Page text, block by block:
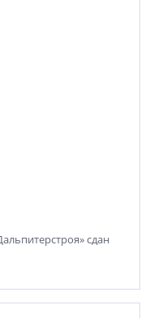
сдан